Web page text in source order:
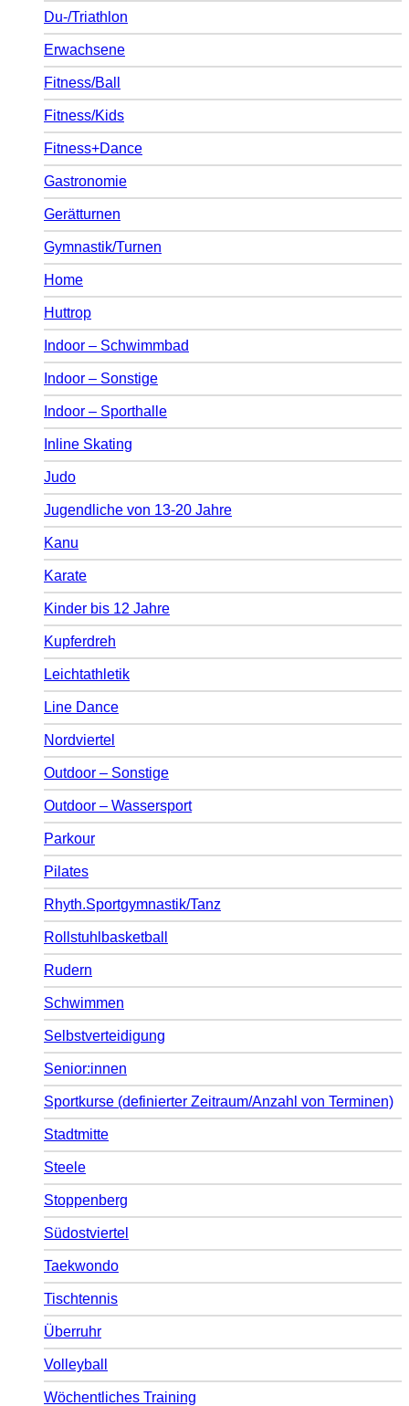
Du-/Triathlon
Erwachsene
Fitness/Ball
Fitness/Kids
Fitness+Dance
Gastronomie
Gerätturnen
Gymnastik/Turnen
Home
Huttrop
Indoor – Schwimmbad
Indoor – Sonstige
Indoor – Sporthalle
Inline Skating
Judo
Jugendliche von 13-20 Jahre
Kanu
Karate
Kinder bis 12 Jahre
Kupferdreh
Leichtathletik
Line Dance
Nordviertel
Outdoor – Sonstige
Outdoor – Wassersport
Parkour
Pilates
Rhyth.Sportgymnastik/Tanz
Rollstuhlbasketball
Rudern
Schwimmen
Selbstverteidigung
Senior:innen
Sportkurse (definierter Zeitraum/Anzahl von Terminen)
Stadtmitte
Steele
Stoppenberg
Südostviertel
Taekwondo
Tischtennis
Überruhr
Volleyball
Wöchentliches Training